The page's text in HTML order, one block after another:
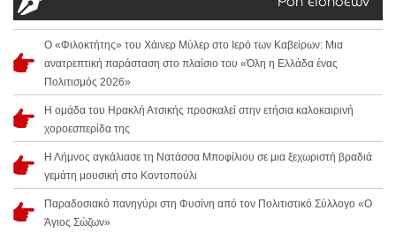
Ο «Φιλοκτήτης» του Χάινερ Μύλερ στο Ιερό των Καβείρων: Μια
ανατρεπτική παράσταση στο πλαίσιο του «Όλη η Ελλάδα ένας
Πολιτισμός 2026»
Η ομάδα του Ηρακλή Ατσικής προσκαλεί στην ετήσια καλοκαιρινή
χοροεσπερίδα της
Η Λήμνος αγκάλιασε τη Νατάσσα Μποφίλιου σε μια ξεχωριστή βραδιά
γεμάτη μουσική στο Κοντοπούλι
Παραδοσιακό πανηγύρι στη Φυσίνη από τον Πολιτιστικό Σύλλογο «Ο
Άγιος Σώζων»